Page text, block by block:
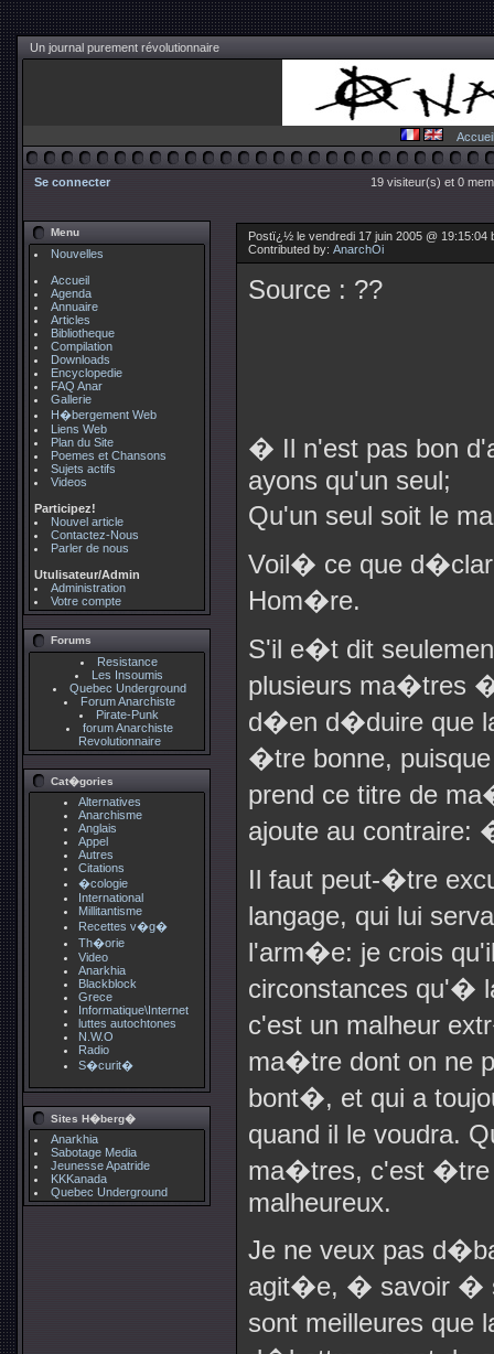
Un journal purement révolutionnaire
Accueil
Se connecter 19 visiteur(s) et 0
Menu
Nouvelles
Accueil
Agenda
Annuaire
Articles
Bibliotheque
Compilation
Downloads
Encyclopedie
FAQ Anar
Gallerie
H�bergement Web
Liens Web
Plan du Site
Poemes et Chansons
Sujets actifs
Videos
Participez!
Nouvel article
Contactez-Nous
Parler de nous
Utulisateur/Admin
Administration
Votre compte
Forums
Resistance
Les Insoumis
Quebec Underground
Forum Anarchiste
Pirate-Punk
forum Anarchiste
Revolutionnaire
Cat�gories
Alternatives
Anarchisme
Anglais
Appel
Autres
Citations
�cologie
International
Millitantisme
Recettes v�g�
Th�orie
Video
Anarkhia
Blackblock
Grece
Informatique\Internet
luttes autochtones
N.W.O
Radio
S�curit�
Sites H�berg�
Anarkhia
Sabotage Media
Jeunesse Apatride
KKKanada
Quebec Underground
Postï¿½ le vendredi 17 juin 2005 @ 19:15:04
Contributed by: AnarchOi
Source : ??
� Il n'est pas bon
ayons qu'un seul;
Qu'un seul soit le
Voil� ce que
Hom�re.
S'il e�t dit
plusieurs ma�tres
d�en d�duire que
�tre bonne,
prend ce titre de
ajoute au
Il faut peut-�tre
langage, qui lui
l'arm�e: je crois
circonstances
c'est un malheur
ma�tre dont on ne
bont�, et qui a
quand il le voudra.
ma�tres, c'est �tre
malheureux.
Je ne veux pas
agit�e, � savoir �
sont meilleures